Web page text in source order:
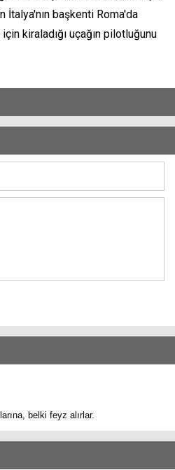
İtalya'nın başkenti Roma'da
kiraladığı uçağın pilotluğunu
belki feyz alırlar.